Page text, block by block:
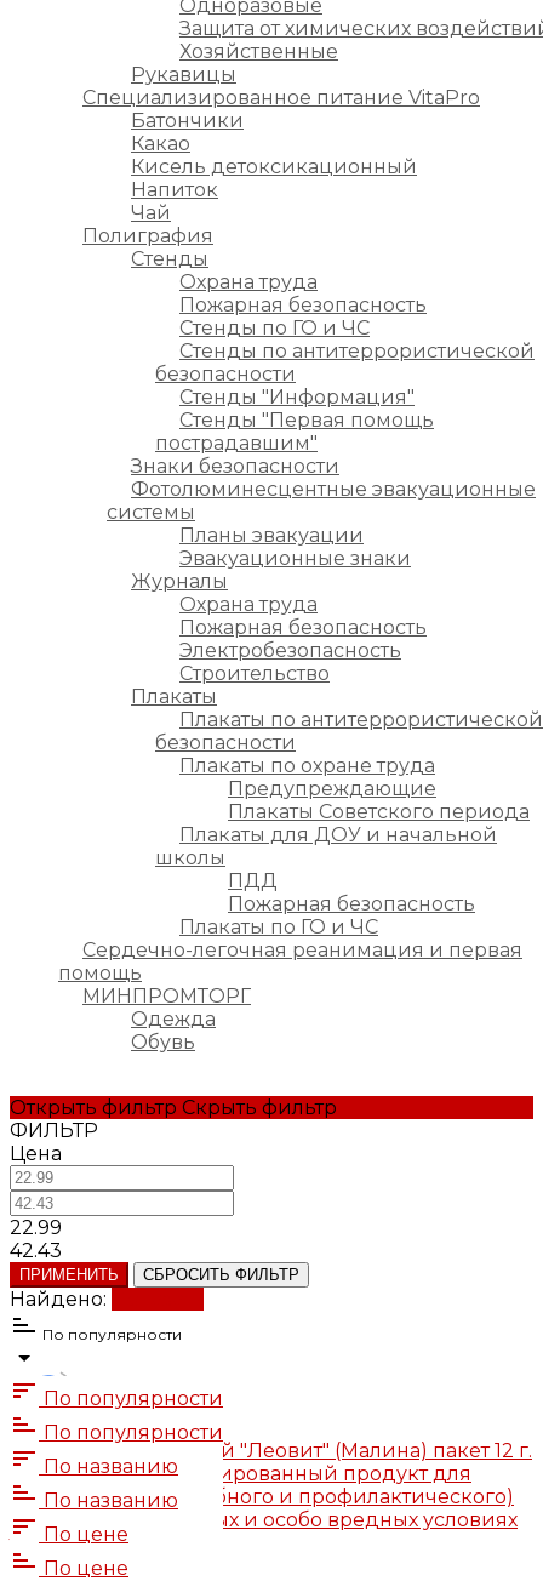
Одноразовые
Защита от химических
Хозяйственные
Рукавицы
Специализированное питание VitaPro
Батончики
Какао
Кисель детоксикационный
Напиток
Чай
Полиграфия
Стенды
Охрана труда
Пожарная безопасность
Стенды по ГО и ЧС
Стенды по антитеррористической
безопасности
Стенды "Информация"
Стенды "Первая помощь
пострадавшим"
Знаки безопасности
Фотолюминесцентные эвакуационные
системы
Планы эвакуации
Эвакуационные знаки
Журналы
Охрана труда
Пожарная безопасность
Электробезопасность
Строительство
Плакаты
Плакаты по антитеррористической
безопасности
Плакаты по охране труда
Предупреждающие
Плакаты Советского периода
Плакаты для ДОУ и начальной
школы
ПДД
Пожарная безопасность
Плакаты по ГО и ЧС
Сердечно-легочная реанимация и первая
помощь
МИНПРОМТОРГ
Одежда
Обувь
Открыть фильтр Скрыть фильтр
ФИЛЬТР
Цена
22.99
42.43
ПРИМЕНИТЬ СБРОСИТЬ ФИЛЬТР
Найдено:
По популярности
По популярности
По популярности
По названию
По названию
По цене
По цене
Напиток витаминный "Леовит" (Малина) пакет 12 г.
"VitaPro". Специализированный продукт для
диетического (лечебного и профилактического)
питания при вредных и особо вредных условиях
труда (уп.45 шт./540)
В наличии: 13